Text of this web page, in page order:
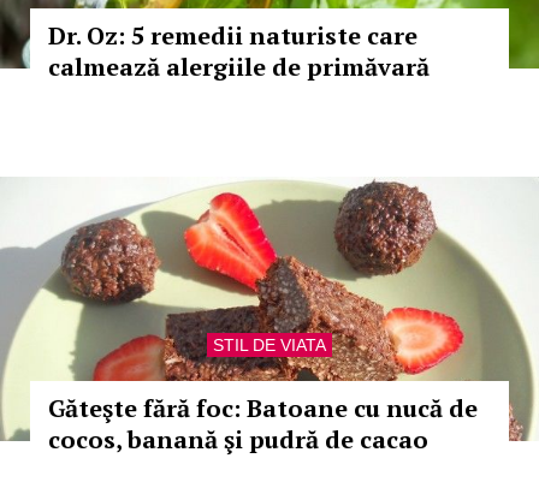
Dr. Oz: 5 remedii naturiste care
calmează alergiile de primăvară
STIL DE VIATA
Găteşte fără foc: Batoane cu nucă de
cocos, banană şi pudră de cacao